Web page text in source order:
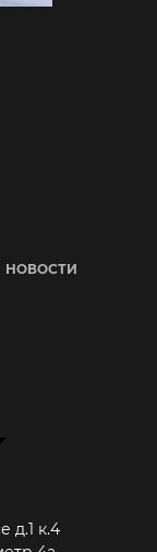
НОВОСТИ
д.1 к.4